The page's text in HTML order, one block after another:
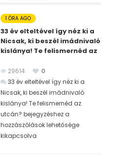
1 ÓRA AGO
33 év elteltével így néz ki a
Nicsak, ki beszél imádnivaló
kislánya! Te felismernéd az
29614
0
33 év elteltével így néz ki a
Nicsak, ki beszél imádnivaló
kislánya! Te felismernéd az
utcán? bejegyzéshez a
hozzászólások lehetősége
kikapcsolva